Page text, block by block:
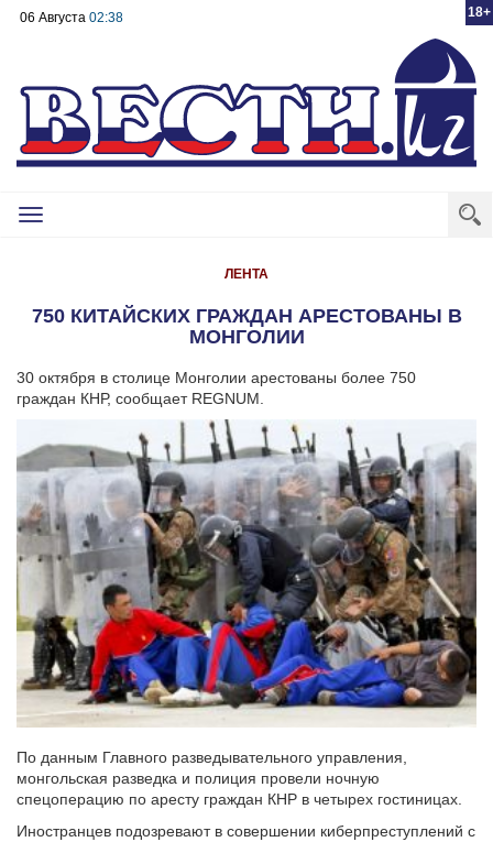
18+
06 Августа 02:38
Toggle
ЛЕНТА
750 КИТАЙСКИХ ГРАЖДАН АРЕСТОВАНЫ В
МОНГОЛИИ
30 октября в столице Монголии арестованы более 750
граждан КНР, сообщает REGNUM.
По данным Главного разведывательного управления,
монгольская разведка и полиция провели ночную
спецоперацию по аресту граждан КНР в четырех гостиницах.
Иностранцев подозревают в совершении киберпреступлений с